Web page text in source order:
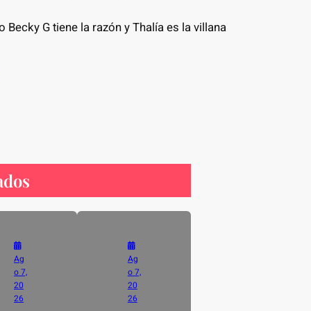
G tiene la razón y Thalía es la villana
Ag
o 7,
20
26
Ag
o 7,
20
26